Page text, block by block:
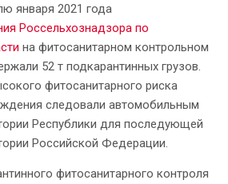
января 2021 года
Россельхознадзора по
на фитосанитарном контрольном
52 т подкарантинных грузов.
фитосанитарного риска
следовали автомобильным
Республики для последующей
Российской Федерации.
фитосанитарного контроля